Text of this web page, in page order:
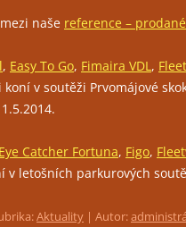
naše reference –
, Easy To Go, Fimaira VDL,
v soutěži Prvomájové
Eye Catcher Fortuna, Figo,
v letošních parkurových
Aktuality | Autor: